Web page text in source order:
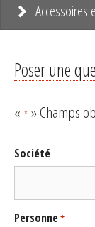
Accessoires
Poser une
« * » Champs
Société
Personne*